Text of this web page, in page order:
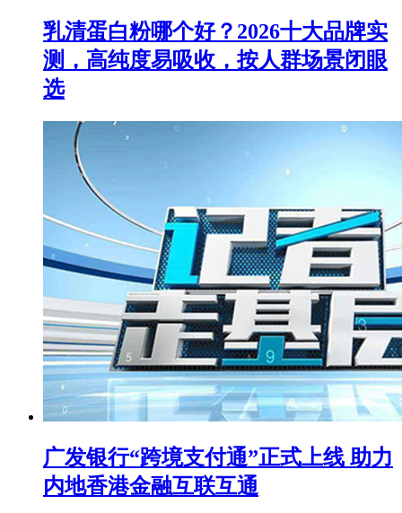
乳清蛋白粉哪个好？2026十大品牌实
测，高纯度易吸收，按人群场景闭眼
选
广发银行“跨境支付通”正式上线 助力
内地香港金融互联互通